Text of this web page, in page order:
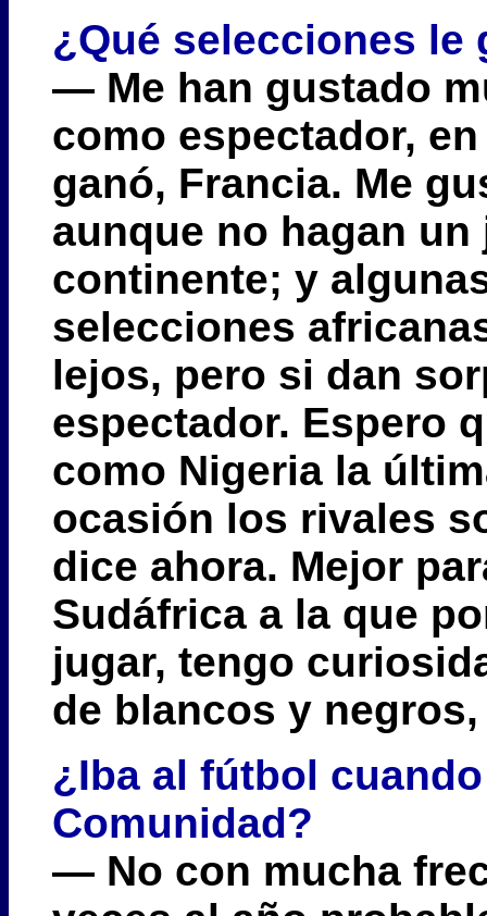
¿Qué selecciones
— Me han gustado
como espectador,
ganó, Francia. Me
aunque no hagan
continente; y
selecciones
lejos, pero si dan
espectador. Espero
como Nigeria la
ocasión los rivales
dice ahora. Mejor
Sudáfrica a la que
jugar, tengo
de blancos y
¿Iba al fútbol
Comunidad?
— No con mucha